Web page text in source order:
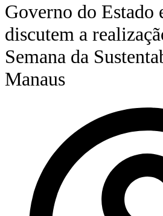
Governo do Estado
discutem a
Semana da
Manaus